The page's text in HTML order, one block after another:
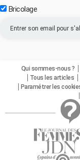
Bricolage
Qui sommes-nous ?
Tous les articles
Paramétrer les